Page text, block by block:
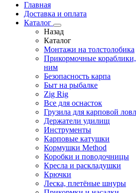
Главная
Доставка и оплата
Каталог
Назад
Каталог
Монтажи на толстолобика
Прикормочные
ним
Безопасность карпа
Быт на рыбалке
Zig Rig
Все для оснасток
Грузила для карповой
Держатели удилищ
Инструменты
Карповые катушки
Кормушки Method
Коробки и поводочницы
Кресла и раскладушки
Крючки
Леска, плетёные шнуры